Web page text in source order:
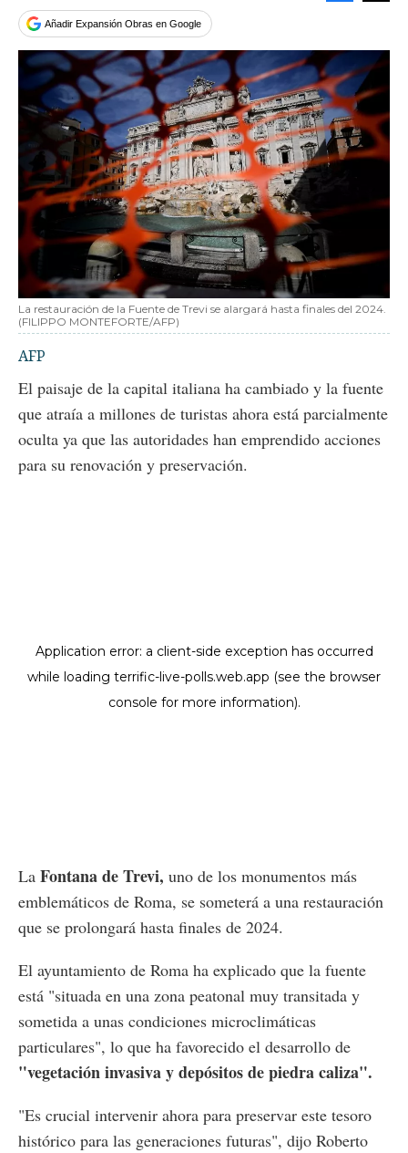
Añadir Expansión Obras en Google
La restauración de la Fuente de Trevi se alargará hasta finales del 2024.
(FILIPPO MONTEFORTE/AFP)
AFP
El paisaje de la capital italiana ha cambiado y la fuente
que atraía a millones de turistas ahora está parcialmente
oculta ya que las autoridades han emprendido acciones
para su renovación y preservación.
La Fontana de Trevi, uno de los monumentos más
emblemáticos de Roma, se someterá a una restauración
que se prolongará hasta finales de 2024.
El ayuntamiento de Roma ha explicado que la fuente
está "situada en una zona peatonal muy transitada y
sometida a unas condiciones microclimáticas
particulares", lo que ha favorecido el desarrollo de
"vegetación invasiva y depósitos de piedra caliza".
"Es crucial intervenir ahora para preservar este tesoro
histórico para las generaciones futuras", dijo Roberto